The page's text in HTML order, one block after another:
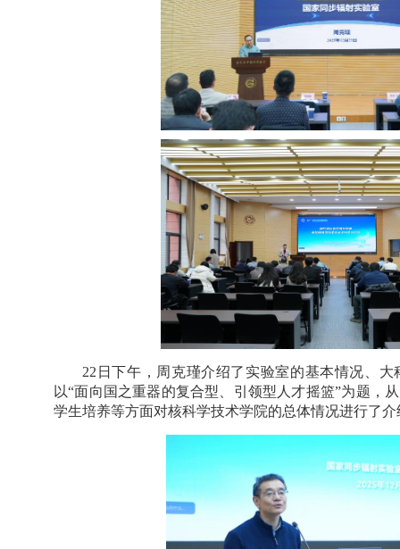
22 日下午，周克瑾介绍了实验室的基本情况、
以“面向国之重器的复合型、引领型人才摇篮”为题，
学生培养等方面对核科学技术学院的总体情况进行了介